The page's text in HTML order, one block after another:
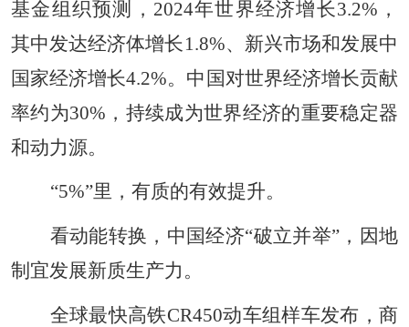
基金组织预测，2024年世界经济增长3.2%，
其中发达经济体增长1.8%、新兴市场和发展中
国家经济增长4.2%。中国对世界经济增长贡献
率约为30%，持续成为世界经济的重要稳定器
和动力源。
“5%”里，有质的有效提升。
看动能转换，中国经济“破立并举”，因地
制宜发展新质生产力。
全球最快高铁CR450动车组样车发布，商